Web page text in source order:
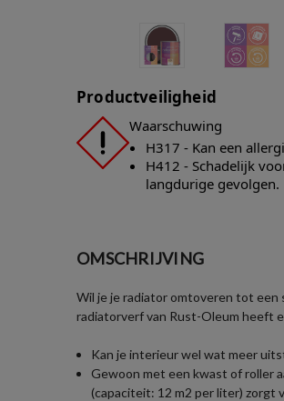
Productveiligheid
Waarschuwing
H317 - Kan een
H412 - Schadelijk
langdurige gevolgen.
OMSCHRIJVING
Wil je je radiator omtoveren tot
radiatorverf van Rust-Oleum heeft
Kan je interieur wel wat meer
Gewoon met een kwast of roller
(capaciteit: 12 m2 per liter) zorgt